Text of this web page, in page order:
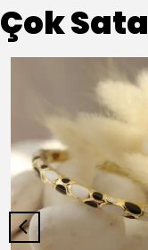
Çok